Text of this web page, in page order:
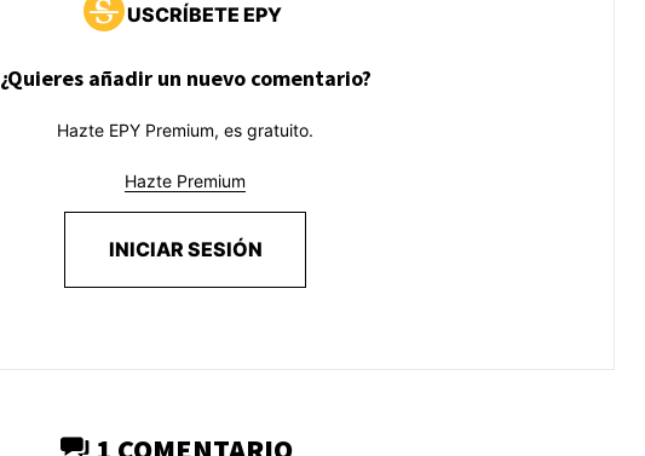
USCRÍBETE EPY
¿Quieres añadir un nuevo comentario?
Hazte EPY Premium, es gratuito.
Hazte Premium
INICIAR SESIÓN